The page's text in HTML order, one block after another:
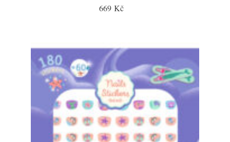
669 Kč